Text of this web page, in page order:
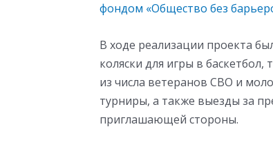
фондом «Общество без
В ходе реализации проекта
коляски для игры в баскетбол,
из числа ветеранов СВО и
турниры, а также выезды за
приглашающей стороны.